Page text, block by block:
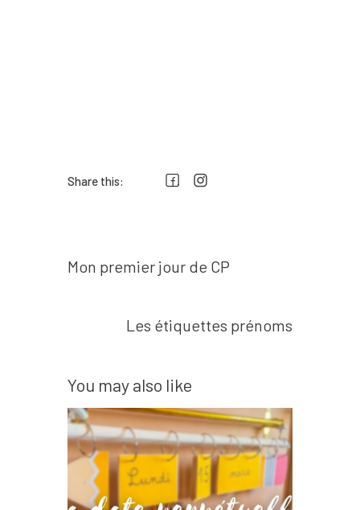
Share this:
de
Mon premier jour de CP
Les étiquettes prénoms
You may also like